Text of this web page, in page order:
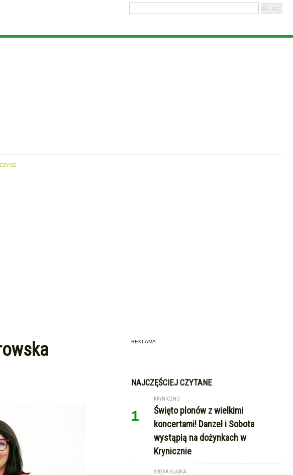
REKLAMA
NAJCZĘŚCIEJ CZYTANE
1
KRYNICZNO
Święto plonów z wielkimi
koncertami! Danzel i Sobota
wystąpią na dożynkach w
Krynicznie
ŚRODA ŚLĄSKA